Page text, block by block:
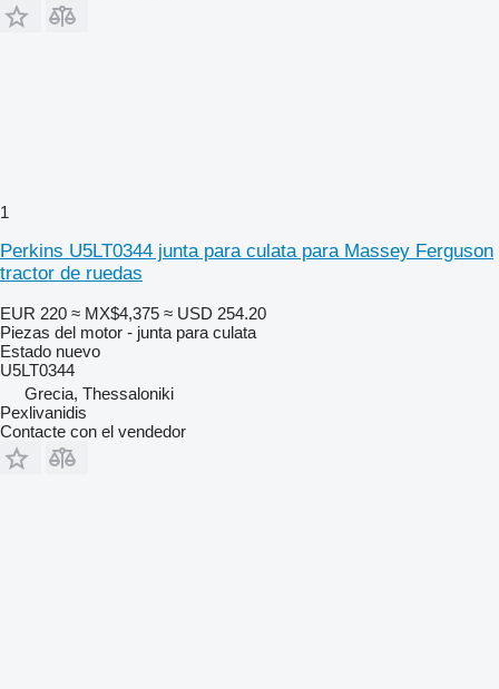
1
Perkins U5LT0344 junta para culata para Massey Ferguson
tractor de ruedas
EUR 220 ≈ MX$4,375 ≈ USD 254.20
Piezas del motor - junta para culata
Estado nuevo
U5LT0344
Grecia, Thessaloniki
Pexlivanidis
Contacte con el vendedor